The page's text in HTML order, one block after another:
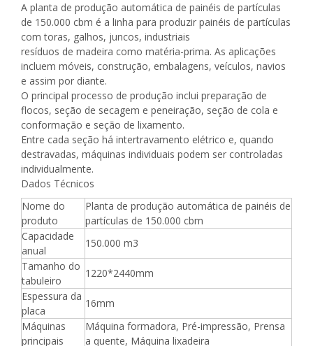
A planta de produção automática de painéis de partículas
de 150.000 cbm é a linha para produzir painéis de partículas
com toras, galhos, juncos, industriais
resíduos de madeira como matéria-prima. As aplicações
incluem móveis, construção, embalagens, veículos, navios
e assim por diante.
O principal processo de produção inclui preparação de
flocos, seção de secagem e peneiração, seção de cola e
conformação e seção de lixamento.
Entre cada seção há intertravamento elétrico e, quando
destravadas, máquinas individuais podem ser controladas
individualmente.
Dados Técnicos
Nome do
produto
Planta de produção automática de painéis de
partículas de 150.000 cbm
Capacidade
anual
150.000 m3
Tamanho do
tabuleiro
1220*2440mm
Espessura da
placa
16mm
Máquinas
principais
Máquina formadora, Pré-impressão, Prensa
a quente, Máquina lixadeira